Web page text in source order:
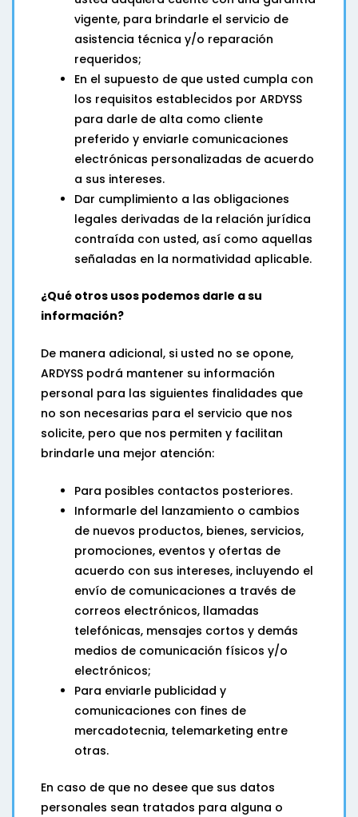
vigente, para brindarle el servicio de
asistencia técnica y/o reparación
requeridos;
En el supuesto de que usted cumpla con
los requisitos establecidos por ARDYSS
para darle de alta como cliente
preferido y enviarle comunicaciones
electrónicas personalizadas de acuerdo
a sus intereses.
Dar cumplimiento a las obligaciones
legales derivadas de la relación jurídica
contraída con usted, así como aquellas
señaladas en la normatividad aplicable.
¿Qué otros usos podemos darle a su
información?
De manera adicional, si usted no se opone,
ARDYSS podrá mantener su información
personal para las siguientes finalidades que
no son necesarias para el servicio que nos
solicite, pero que nos permiten y facilitan
brindarle una mejor atención:
Para posibles contactos posteriores.
Informarle del lanzamiento o cambios
de nuevos productos, bienes, servicios,
promociones, eventos y ofertas de
acuerdo con sus intereses, incluyendo el
envío de comunicaciones a través de
correos electrónicos, llamadas
telefónicas, mensajes cortos y demás
medios de comunicación físicos y/o
electrónicos;
Para enviarle publicidad y
comunicaciones con fines de
mercadotecnia, telemarketing entre
otras.
En caso de que no desee que sus datos
personales sean tratados para alguna o